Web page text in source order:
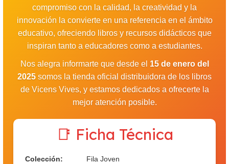
compromiso con la calidad, la creatividad y la
innovación la convierte en una referencia en el ámbito
educativo, ofreciendo libros y recursos didácticos que
inspiran tanto a educadores como a estudiantes.
Nos alegra informarte que desde el 15 de enero del
2025 somos la tienda oficial distribuidora de los libros
de Vicens Vives, y estamos dedicados a ofrecerte la
mejor atención posible.
📑 Ficha Técnica
Colección: Fila Joven